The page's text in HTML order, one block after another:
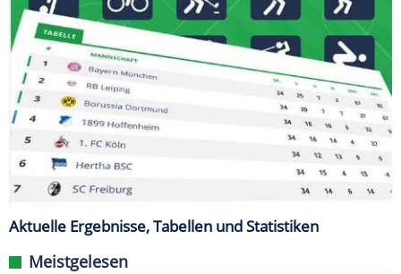
Aktuelle Ergebnisse, Tabellen und Statistiken
Meistgelesen